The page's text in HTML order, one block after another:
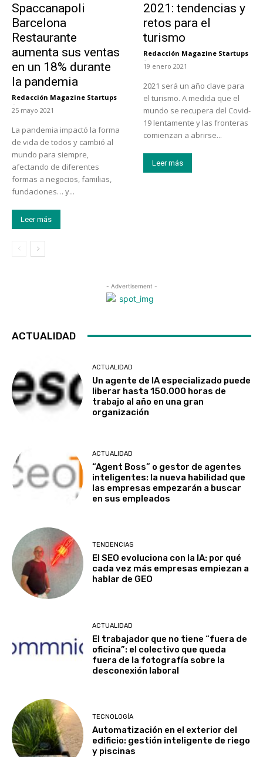
Spaccanapoli
Barcelona
Restaurante
aumenta sus ventas
en un 18% durante
la pandemia
Redacción Magazine Startups
-
25 mayo 2021
La pandemia impactó la forma
de vida de todos y cambió al
mundo para siempre,
afectando de diferentes
formas a negocios, familias,
fundaciones… y...
Leer más
2021: tendencias y
retos para el
turismo
Redacción Magazine Startups
-
19 enero 2021
2021 será un año clave para
el turismo. A medida que el
mundo se recupera del Covid-
19 lentamente y las fronteras
comienzan a abrirse...
Leer más
- Advertisement -
ACTUALIDAD
ACTUALIDAD
Un agente de IA especializado puede
liberar hasta 150.000 horas de
trabajo al año en una gran
organización
ACTUALIDAD
“Agent Boss” o gestor de agentes
inteligentes: la nueva habilidad que
las empresas empezarán a buscar
en sus empleados
TENDENCIAS
El SEO evoluciona con la IA: por qué
cada vez más empresas empiezan a
hablar de GEO
ACTUALIDAD
El trabajador que no tiene “fuera de
oficina”: el colectivo que queda
fuera de la fotografía sobre la
desconexión laboral
TECNOLOGÍA
Automatización en el exterior del
edificio: gestión inteligente de riego
y piscinas